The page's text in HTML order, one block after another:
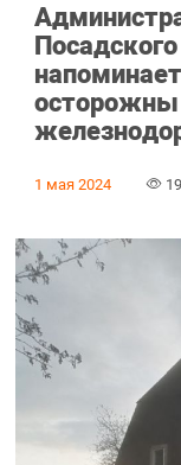
осторожны
1 мая 2024